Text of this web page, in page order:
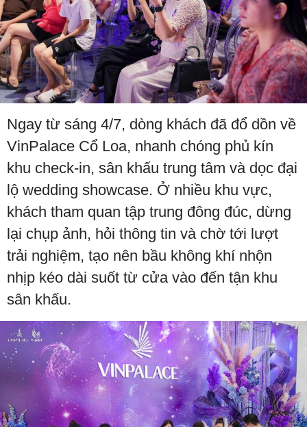
Ngay từ sáng 4/7, dòng khách đã đổ dồn về
VinPalace Cổ Loa, nhanh chóng phủ kín
khu check-in, sân khấu trung tâm và dọc đại
lộ wedding showcase. Ở nhiều khu vực,
khách tham quan tập trung đông đúc, dừng
lại chụp ảnh, hỏi thông tin và chờ tới lượt
trải nghiệm, tạo nên bầu không khí nhộn
nhịp kéo dài suốt từ cửa vào đến tận khu
sân khấu.